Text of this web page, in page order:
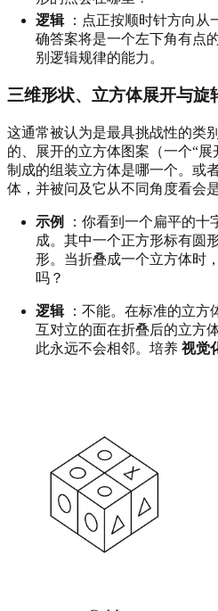
逻辑：点正按顺时针方向从
确答案将是一个左下角有点
别逻辑规律的能力。
三维形状、立方体展开与旋
这通常被认为是最具挑战性的类
的、展开的立方体图案（一个“
制成的组装立方体是哪一个。或
体，并被问及它从不同角度看会
示例
：你看到一个扁平的十
成。其中一个正方形标有圆
形。当折叠成一个立方体时
吗？
逻辑：不能。在标准的立方
互对立的面在折叠后的立方
此永远不会相邻。培养 视觉